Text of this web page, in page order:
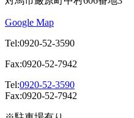
Google Map
Tel:0920-52-3590
Fax:0920-52-7942
Tel:0920-52-3590
Fax:0920-52-7942